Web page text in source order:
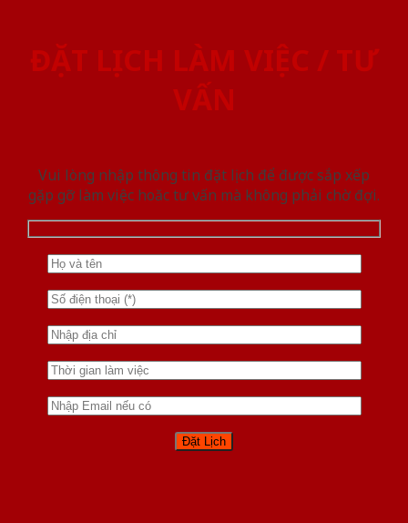
ĐẶT LỊCH LÀM VIỆC / TƯ
VẤN
Vui lòng nhập thông tin đặt lịch để được sắp xếp
gặp gỡ làm việc hoăc tư vấn mà không phải chờ đợi.